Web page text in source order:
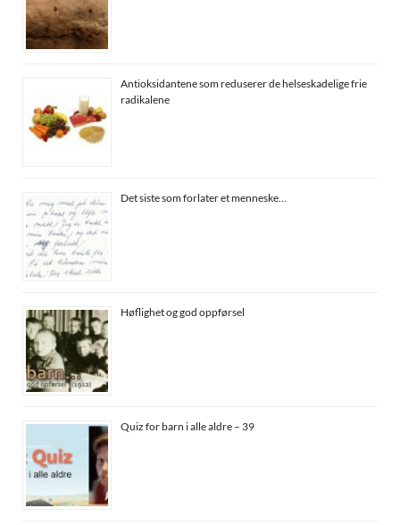
Antioksidantene som reduserer de helseskadelige frie
radikalene
Det siste som forlater et menneske…
Høflighet og god oppførsel
Quiz for barn i alle aldre – 39